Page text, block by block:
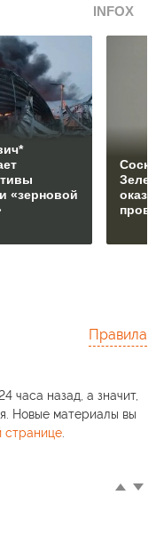
INFOX
«зерновой
Правила
часа назад, а значит,
Новые материалы вы
странице.